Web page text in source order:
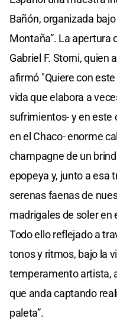
Bañón, organizada
Montaña”. La apertura
Gabriel F. Storni, quien
afirmó "Quiere con
vida que elabora a
sufrimientos- y en este
en el Chaco- enorme
champagne de un
epopeya y, junto a esa
serenas faenas de
madrigales de soler en
Todo ello reflejado a
tonos y ritmos, bajo la
temperamento artista,
que anda captando
paleta”.